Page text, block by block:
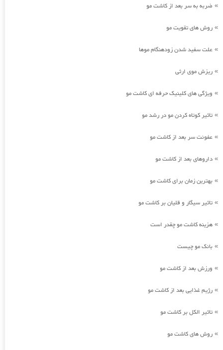
» ضربه به سر بعد از کاشت مو
» روش های تقویت مو
» علت سفید شدن زودهنگام موها
» ریزش موی ارثی
» ویژگی های کلینیک حرفه ای کاشت مو
» تاثیر کوتاه کردن مو در رشد مو
» عفونت سر بعد از کاشت مو
» داروهای بعد از کاشت مو
» بهترین زمان برای کاشت مو
» تاثیر سیگار و قلیان بر کاشت مو
» هزینه کاشت مو چقدر است
» بانک مو چیست
» ورزش بعد از کاشت مو
» رژیم غذایی بعد از کاشت مو
» تاثیر الکل بر کاشت مو
» روش های کاشت مو